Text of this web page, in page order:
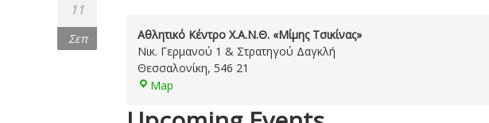
11
Σεπ
Αθλητικό Κέντρο Χ.Α.Ν.Θ. «Μίμης Τσικίνας»
Νικ. Γερμανού 1 & Στρατηγού Δαγκλή
Θεσσαλονίκη, 546 21
Map
Χ.Α.Ν.Θ.